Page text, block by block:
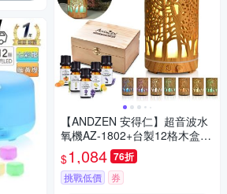
【ANDZEN 安得仁】超音波水
氧機AZ-1802+台製12格木盒
(買就送澳洲精油10mlx5瓶/薰
香機/加濕器/香氛機/擴香機/負
離子)
$1,084 76折
挑戰低價 券